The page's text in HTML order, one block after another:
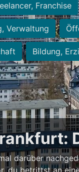
Franchise
Verwaltung
Bildung,
darüber